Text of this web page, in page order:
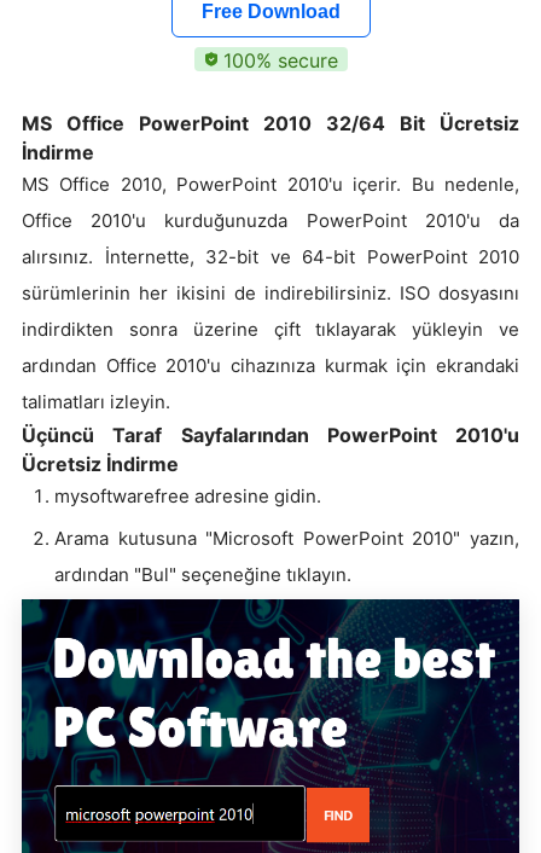
Free Download
100% secure
MS Office PowerPoint 2010 32/64 Bit Ücretsiz
İndirme
MS Office 2010, PowerPoint 2010'u içerir. Bu nedenle,
Office 2010'u kurduğunuzda PowerPoint 2010'u da
alırsınız. İnternette, 32-bit ve 64-bit PowerPoint 2010
sürümlerinin her ikisini de indirebilirsiniz. ISO dosyasını
indirdikten sonra üzerine çift tıklayarak yükleyin ve
ardından Office 2010'u cihazınıza kurmak için ekrandaki
talimatları izleyin.
Üçüncü Taraf Sayfalarından PowerPoint 2010'u
Ücretsiz İndirme
mysoftwarefree adresine gidin.
Arama kutusuna "Microsoft PowerPoint 2010" yazın,
ardından "Bul" seçeneğine tıklayın.